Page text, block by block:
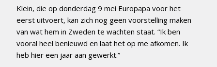
Klein, die op donderdag 9 mei Europapa voor het
eerst uitvoert, kan zich nog geen voorstelling maken
van wat hem in Zweden te wachten staat. “Ik ben
vooral heel benieuwd en laat het op me afkomen. Ik
heb hier een jaar aan gewerkt.”